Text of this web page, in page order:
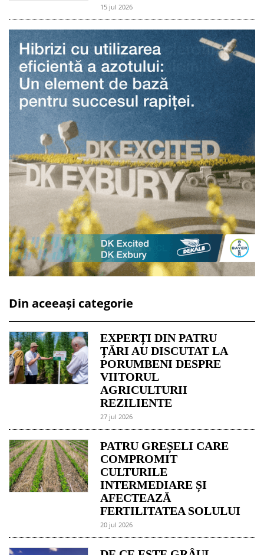
15 jul 2026
Din aceeași categorie
EXPERȚI DIN PATRU
ȚĂRI AU DISCUTAT LA
PORUMBENI DESPRE
VIITORUL
AGRICULTURII
REZILIENTE
27 jul 2026
PATRU GREȘELI CARE
COMPROMIT
CULTURILE
INTERMEDIARE ȘI
AFECTEAZĂ
FERTILITATEA SOLULUI
20 jul 2026